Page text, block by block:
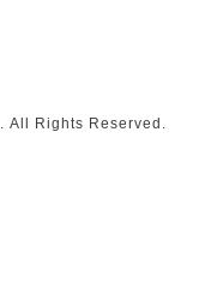
. All Rights Reserved.